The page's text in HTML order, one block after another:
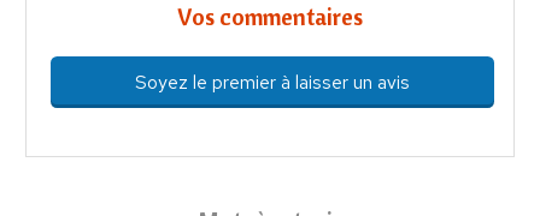
Vos commentaires
Soyez le premier à laisser un avis